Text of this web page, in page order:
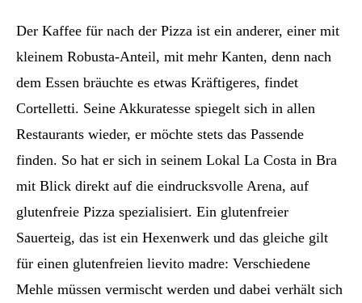
Der Kaffee für nach der Pizza ist ein anderer, einer mit
kleinem Robusta-Anteil, mit mehr Kanten, denn nach
dem Essen bräuchte es etwas Kräftigeres, findet
Cortelletti. Seine Akkuratesse spiegelt sich in allen
Restaurants wieder, er möchte stets das Passende
finden. So hat er sich in seinem Lokal La Costa in Bra
mit Blick direkt auf die eindrucksvolle Arena, auf
glutenfreie Pizza spezialisiert. Ein glutenfreier
Sauerteig, das ist ein Hexenwerk und das gleiche gilt
für einen glutenfreien lievito madre: Verschiedene
Mehle müssen vermischt werden und dabei verhält sich